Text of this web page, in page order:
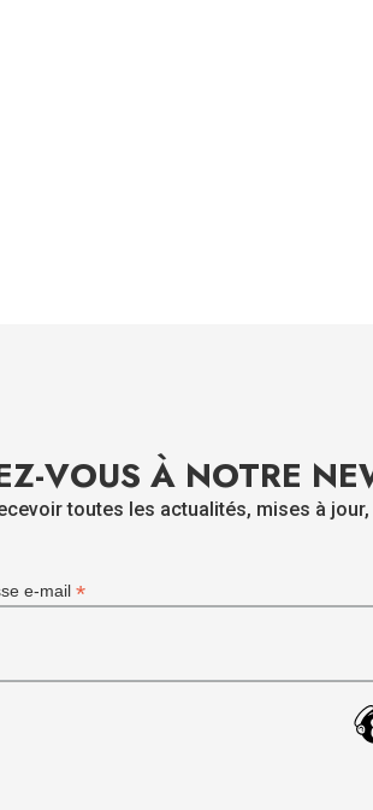
VOUS À NOTRE
toutes les actualités, mises à
e-mail *